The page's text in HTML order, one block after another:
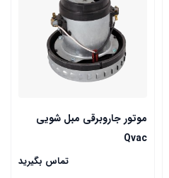
موتور جاروبرقی مبل شویی
Qvac
تماس بگیرید